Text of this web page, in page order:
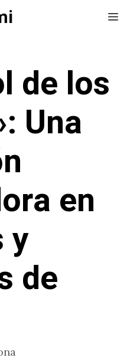
de los
Una
en
y
de